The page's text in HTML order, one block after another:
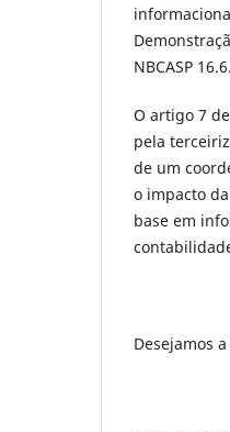
NBCASP 16.6.
O artigo 7
pela
de um
o impacto
base em
Desejamos